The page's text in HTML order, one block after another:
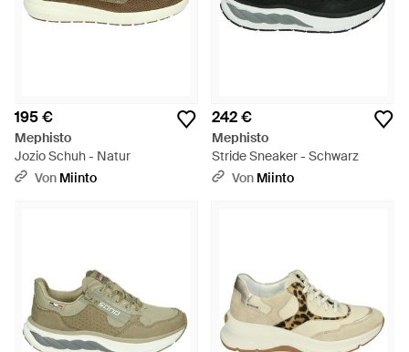
195 €
Mephisto
Jozio Schuh - Natur
Von Miinto
242 €
Mephisto
Stride Sneaker - Schwarz
Von Miinto